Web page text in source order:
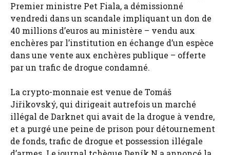
Premier ministre Pet Fiala, a démissionné
vendredi dans un scandale impliquant un don de
40 millions d’euros au ministère – vendu aux
enchères par l’institution en échange d’un espèce
dans une vente aux enchères publique – offerte
par un trafic de drogue condamné.
La crypto-monnaie est venue de Tomáš
Jiřikovský, qui dirigeait autrefois un marché
illégal de Darknet qui avait de la drogue à vendre,
et a purgé une peine de prison pour détournement
de fonds, trafic de drogue et possession illégale